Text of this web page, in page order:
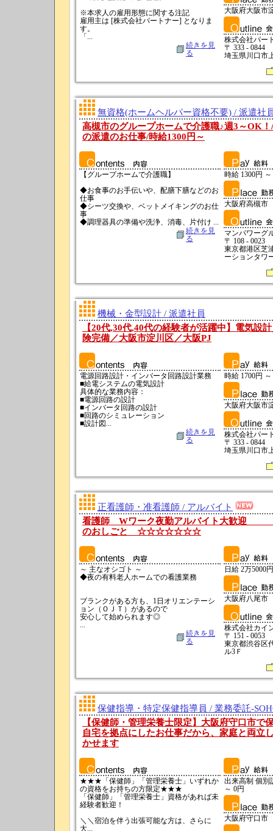
※本求人の雇用形態に関する注記
雇用主は [株式会社パートナー] となりま
す。
「...
続きを見
る
大阪府大阪市
株式会社パー
〒 333 - 0844
埼玉県川口市
無資格(ホームヘルパー資格不要) / 派遣社
高槻市のグループホームで介護職♪週3～OK
の派遣のお仕事/時給1300円～
【グループホームで介護職】
◆お食事のお手伝いや、配膳下膳などのお
仕事
◆シーツ交換や、ベットメイキングのお仕
事
◆調理器具の準備や洗浄、消毒、片付け ...
続きを見
る
時給 1300円 ～
大阪府高槻市
マンパワーグ
〒 108 - 0023
東京都港区芝
ーションタワ
機械・金型設計 / 派遣社員
【20代,30代,40代の経験者が活躍中】電気設
険完備／大阪市淀川区／大阪PJ
電源回路設計・インバータ回路設計業務
■給電システムの電気設計
具体的な業務内容：
■電源回路の設計
■インバータ回路の設計
■回路のシミュレーション
■設計図...
続きを見
る
時給 1700円 ～
大阪府大阪市
株式会社パー
〒 333 - 0844
埼玉県川口市
正看護師・准看護師 / アルバイト
看護師 Wワーク夜勤アルバイト大歓
のおしごと ☆☆☆☆☆☆☆
～ 主なオシゴト ～
◆夜の有料老人ホームでの看護業務
ブランクがある方も、1日オリエンテーシ
ョン（ＯＪＴ）があるので
安心して始められます◎
...
続きを見
る
日給 2万5000
大阪府八尾市
株式会社カイ
〒 151 - 0053
東京都渋谷区
ル3Ｆ
保健指導・特定保健指導員 / 業務委託-
【保健師・管理栄養士限定】大阪府守口市で
自宅を拠点にしたお仕事だから、家庭と両立
かせます
★★★「保健師」「管理栄養士」いずれか
の資格をお持ちの方限定★★★
「保健師」「管理栄養士」資格があれば未
経験者歓迎！
＼＼宿泊を伴う出張可能な方は、さらに
大...
出来高制 個別
～ 0円
大阪府守口市